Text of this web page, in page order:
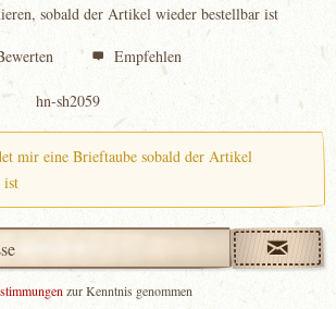
sobald der Artikel wieder bestellbar ist
Empfehlen
hn-sh2059
mir eine Brieftaube sobald der Artikel
ist
zur Kenntnis genommen